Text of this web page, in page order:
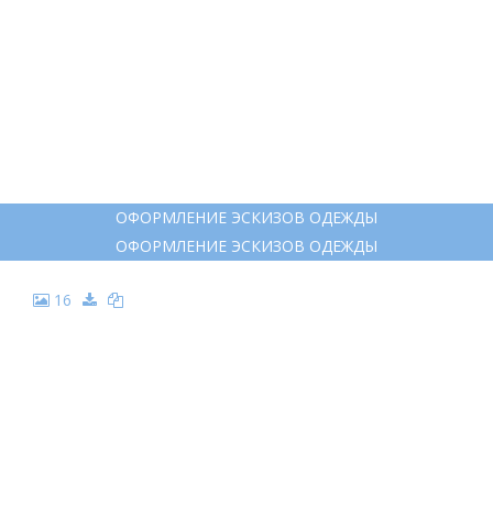
ОФОРМЛЕНИЕ ЭСКИЗОВ ОДЕЖДЫ
ОФОРМЛЕНИЕ ЭСКИЗОВ ОДЕЖДЫ
16